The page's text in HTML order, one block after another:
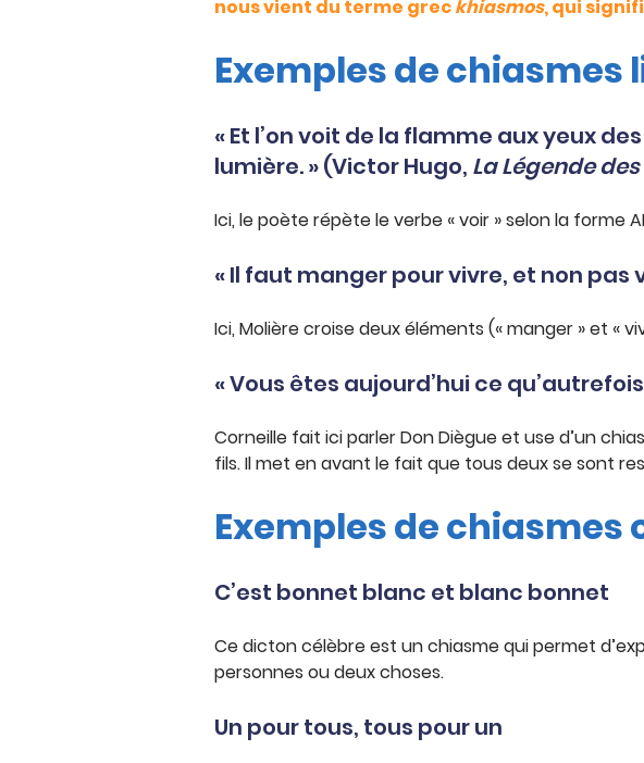
nous vient du terme greckhiasmos, qui
Exemples de chiasmes
« Et l’on voit de la flamme aux yeux
lumière. » (Victor Hugo, La Légende
Ici, le poète répète le verbe « voir » selon la forme
« Il faut manger pour vivre, et non pas
Ici, Molière croise deux éléments (« manger » et «
« Vous êtes aujourd’hui ce
Corneille fait ici parler Don Diègue et use d’un
fils. Il met en avant le fait que tous deux se sont
Exemples de chiasmes
C’est bonnet blanc et blanc bonnet
Ce dicton célèbre est un chiasme qui permet
personnes ou deux choses.
Un pour tous, tous pour un